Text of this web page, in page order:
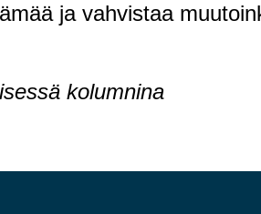
ja vahvistaa
kolumnina